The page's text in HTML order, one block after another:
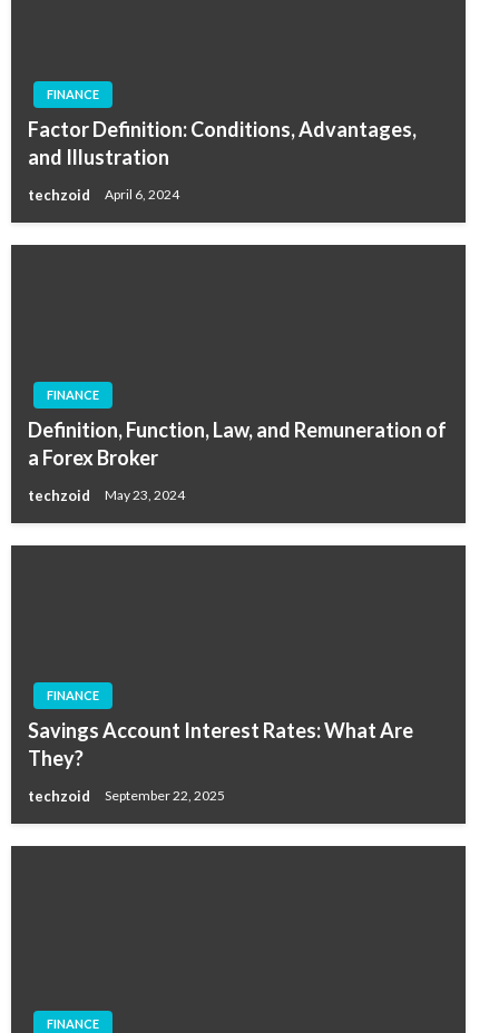
FINANCE
Factor Definition: Conditions, Advantages,
and Illustration
techzoid April 6, 2024
FINANCE
Definition, Function, Law, and Remuneration of
a Forex Broker
techzoid May 23, 2024
FINANCE
Savings Account Interest Rates: What Are
They?
techzoid September 22, 2025
FINANCE